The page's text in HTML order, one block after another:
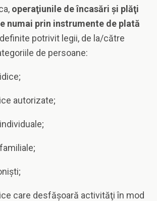
operaţiunile de încasări şi plăţi
numai prin instrumente de plată
definite potrivit legii, de la/către
de persoane:
autorizate;
care desfăşoară activităţi în mod